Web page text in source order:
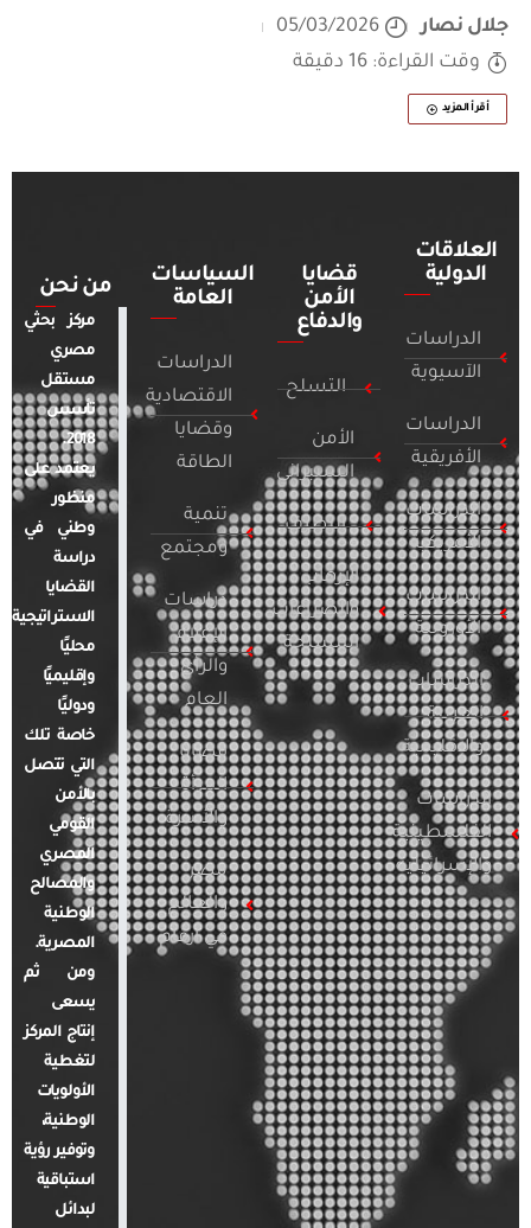
جلال نصار
05/03/2026
وقت القراءة: 16 دقيقة
أقرأ المزيد
العلاقات
الدولية
الدراسات
الآسيوية
الدراسات
الأفريقية
الدراسات
الأمريكية
الدراسات
الأوروبية
الدراسات
العربية
والإقليمية
الدراسات
الفلسطينية
والإسرائيلية
قضايا
الأمن
والدفاع
التسلح
الأمن
السيبراني
التطرف
الإرهاب
والصراعات
المسلحة
السياسات
العامة
الدراسات
الاقتصادية
وقضايا
الطاقة
تنمية
ومجتمع
دراسات
الإعلام
والرأي
العام
قضايا
المرأة
والأسرة
مصر
والعالم
في أرقام
من نحن
مركز بحثي
مصري
مستقل
تأسس
2018.
يعتمد على
منظور
وطني في
دراسة
القضايا
الاستراتيجية
محليًا
وإقليميًا
ودوليًا
خاصة تلك
التي تتصل
بالأمن
القومي
المصري
والمصالح
الوطنية
المصرية.
ومن ثم
يسعى
إنتاج المركز
لتغطية
الأولويات
الوطنية،
وتوفير رؤية
استباقية
لبدائل